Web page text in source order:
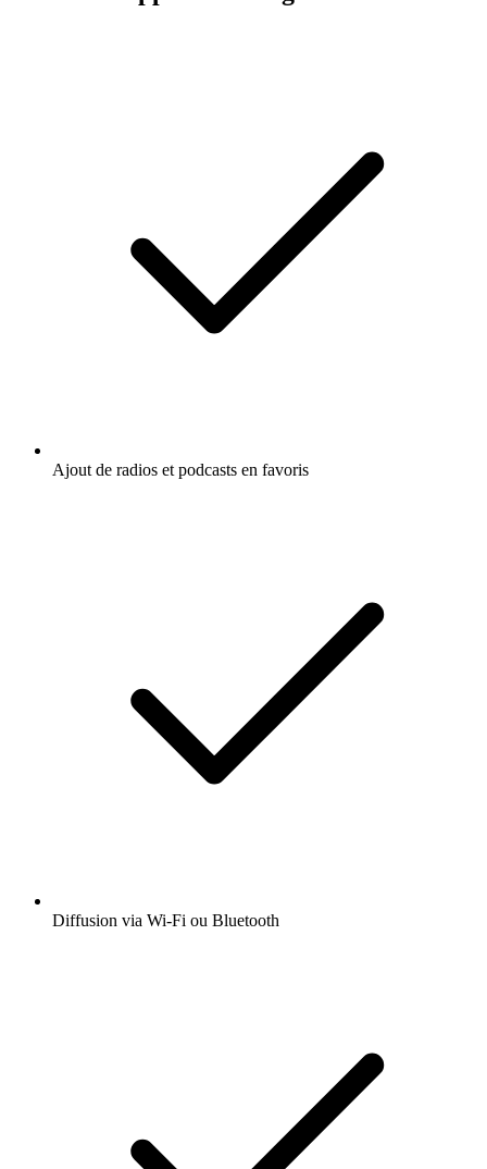
Ajout de radios et podcasts en favoris
Diffusion via Wi-Fi ou Bluetooth